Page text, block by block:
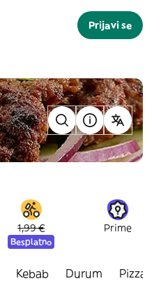
Prijavi se
1,99 €
Besplatno
Prime
Kebab Durum Pizzas